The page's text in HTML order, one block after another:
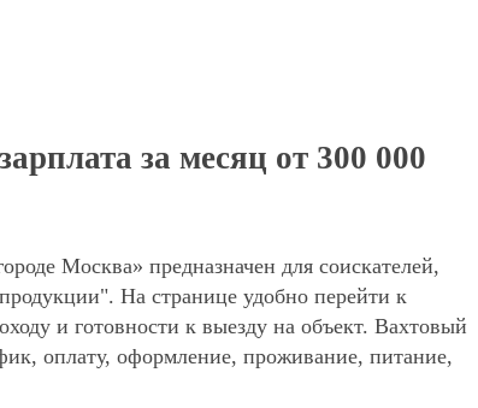
за месяц от 300 000
Москва» предназначен для соискателей,
На странице удобно перейти к
и готовности к выезду на объект. Вахтовый
оплату, оформление, проживание, питание,